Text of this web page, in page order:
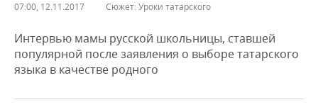
ДЕКЛАРАЦИИ О ДОХОДАХ
КОРОЛИ ГОСЗАКАЗА ПФО
ВУЗЫ ТАТАРСТАНА
НОВОСТИ ЭКОНОМИКИ
ФИНАНСЫ
БАНКИ
ПРОМЫШЛЕННОСТЬ
НОВОСТИ
ПРОМЫШЛЕННОСТИ
НЕДВИЖИМОСТЬ
НОВОСТИ НЕДВИЖИМОСТИ
АВТО
07:00, 12.11.2017 Сюжет: Уроки татарского
Интервью мамы русской школьницы, ставшей
популярной после заявления о выборе татарского
языка в качестве родного